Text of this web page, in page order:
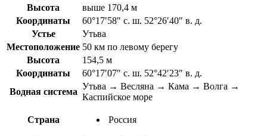
Высота
выше 170,4 м
Координаты
60°17′58″ с. ш. 52°26′40″ в. д.
Устье
Утьва
Местоположение 50 км по левому берегу
Высота
154,5 м
Координаты
60°17′07″ с. ш. 52°42′23″ в. д.
Водная система
Утьва → Весляна → Кама → Волга →
Каспийское море
Страна Россия